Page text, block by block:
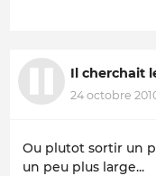
Il cherchait
24 octobre
Ou plutot sortir un
un peu plus large...